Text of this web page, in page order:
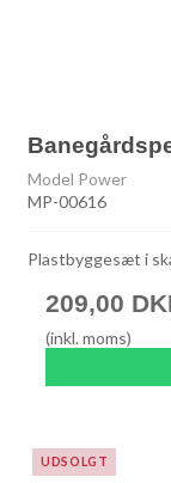
Model Power
MP-00616
Plastbyggesæt i
209,00
(inkl. moms)
UDSOLGT